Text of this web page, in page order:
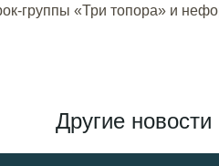
группы «Три топора» и
Другие новости